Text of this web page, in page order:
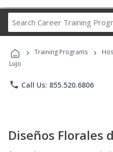
› Training Programs ›
Lujo
phone Call Us: 855.520.6806
Diseños Florales